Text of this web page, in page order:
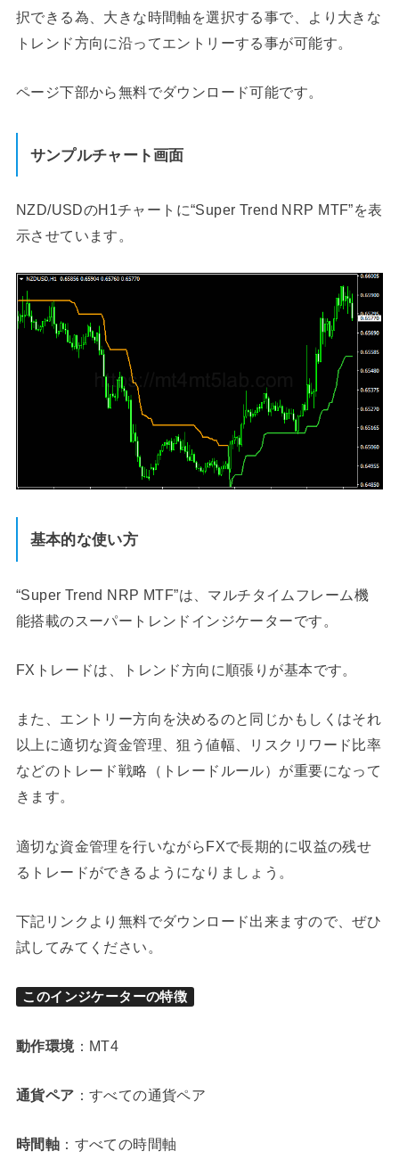
択できる為、大きな時間軸を選択する事で、より大きな
トレンド方向に沿ってエントリーする事が可能す。
ページ下部から無料でダウンロード可能です。
サンプルチャート画面
NZD/USDのH1チャートに“Super Trend NRP MTF”を表
示させています。
基本的な使い方
“Super Trend NRP MTF”は、マルチタイムフレーム機
能搭載のスーパートレンドインジケーターです。
FXトレードは、トレンド方向に順張りが基本です。
また、エントリー方向を決めるのと同じかもしくはそれ
以上に適切な資金管理、狙う値幅、リスクリワード比率
などのトレード戦略（トレードルール）が重要になって
きます。
適切な資金管理を行いながらFXで長期的に収益の残せ
るトレードができるようになりましょう。
下記リンクより無料でダウンロード出来ますので、ぜひ
試してみてください。
このインジケーターの特徴
動作環境：MT4
通貨ペア ：すべての通貨ペア
時間軸 ：すべての時間軸